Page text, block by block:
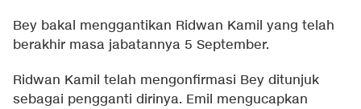
Bey bakal menggantikan Ridwan Kamil yang telah
berakhir masa jabatannya 5 September.
Ridwan Kamil telah mengonfirmasi Bey ditunjuk
sebagai pengganti dirinya. Emil mengucapkan